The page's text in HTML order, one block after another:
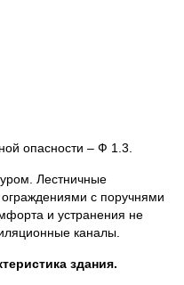
опасности – Ф 1.3.
Лестничные
с поручнями
и устранения не
каналы.
здания.